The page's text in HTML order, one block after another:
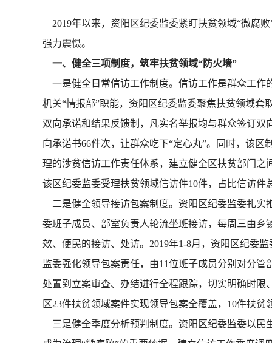
2019年以来，资阳区纪委监委紧盯扶贫领域“微腐
强力震慑。
一、健全三项制度，筑牢扶贫领域“防火墙”
一是健全日常信访工作制度。信访工作是群众工作
机关“情报部”职能，资阳区纪委监委聚焦扶贫领域
双向承诺和结果反馈制，凡实名举报均与群众签订双
向承诺书66件次，让群众吃下“定心丸”。同时，该
理的涉贫信访工作责任体系，建立健全区扶贫部门
该区纪委监委受理扶贫领域信访件10件，占比信访件
二是健全领导接访包案制度。资阳区纪委监委扎实
委班子成员、部室负责人轮流坐班接访，每周三由
效、便民的接访、处访。2019年1-8月，资阳区纪委
监委强化领导包案责任，由11位班子成员分别对分
处置到立案审查、办结进行全程跟踪，切实明确时
区23件扶贫领域案件实现领导包案全覆盖，10件扶
三是健全季度分析预判制度。资阳区纪委监委以民